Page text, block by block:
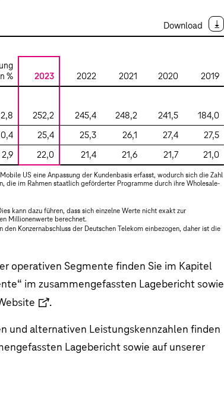
Download
%
2023 2022 2021 2020 2019
2,8 252,2 245,4 248,2 241,5 184,0
0,4 25,4 25,3 26,1 27,4 27,5
2,9 22,0 21,4 21,6 21,7 21,0
US eine Anpassung der Kundenbasis erfasst, wodurch sich die Zahl
die im Rahmen staatlich geförderter Programme durch ihre Wholesale-
kann dazu führen, dass sich einzelne Werte nicht exakt zur
Millionenwerte berechnet.
Konzernabschluss der Deutschen Telekom einbezogen, daher ist die
operativen Segmente finden Sie im Kapitel
“ im zusammengefassten Lagebericht sowie
.
und alternativen Leistungskennzahlen finden
Lagebericht sowie auf unserer